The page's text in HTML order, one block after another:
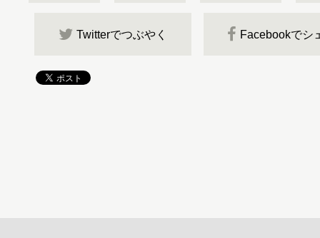
Twitterでつぶやく Facebookでシ